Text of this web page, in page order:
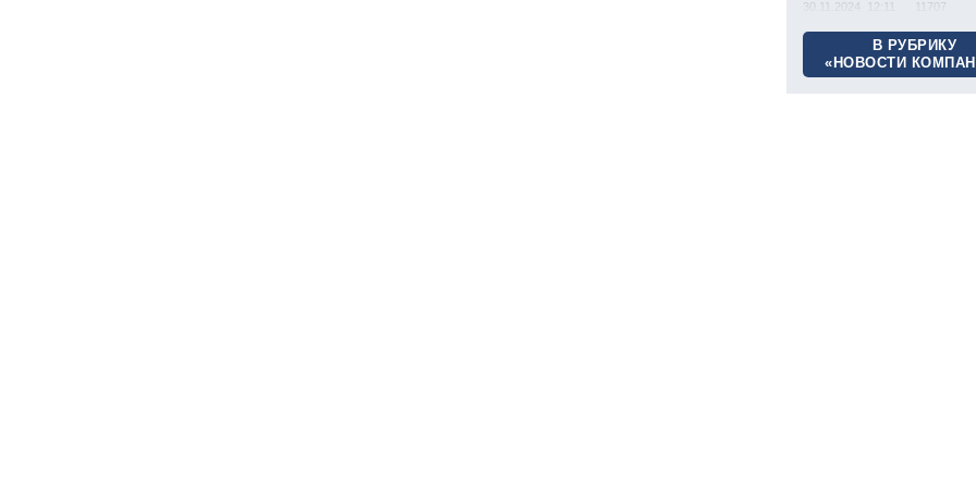
30.11.2024 12:11 11707
В РУБРИКУ
«НОВОСТИ